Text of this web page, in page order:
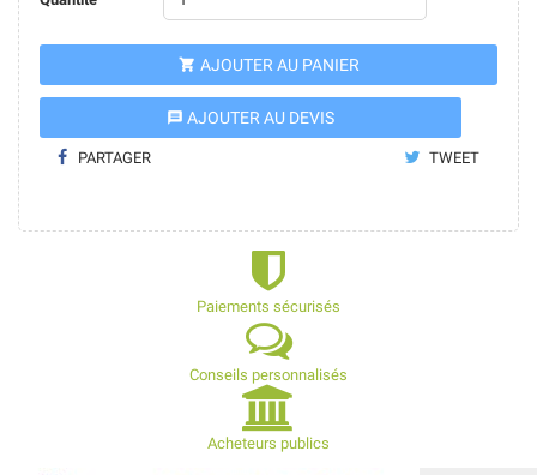
 AJOUTER AU PANIER
message AJOUTER AU DEVIS
PARTAGER TWEET
Paiements sécurisés
Conseils personnalisés
Acheteurs publics